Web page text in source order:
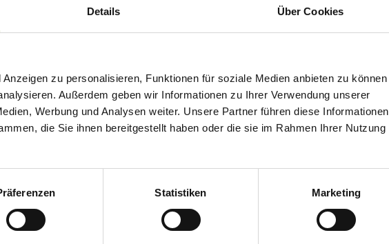
Details Über Cookies
zu personalisieren, Funktionen für soziale Medien anbieten zu können
Außerdem geben wir Informationen zu Ihrer Verwendung unserer
Werbung und Analysen weiter. Unsere Partner führen diese Informationen
die Sie ihnen bereitgestellt haben oder die sie im Rahmen Ihrer Nutzung
Statistiken Marketing